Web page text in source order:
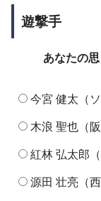
遊撃手
あなたの
今宮 健太（
木浪 聖也（
紅林 弘太郎
源田 壮亮（